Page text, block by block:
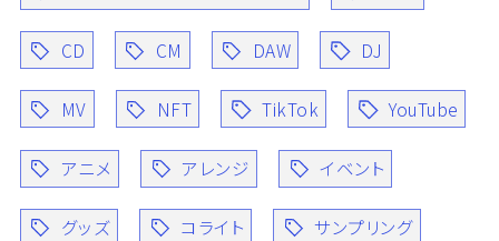
CD CM DAW DJ
MV NFT TikTok YouTube
アニメ アレンジ イベント
グッズ コライト サンプリング